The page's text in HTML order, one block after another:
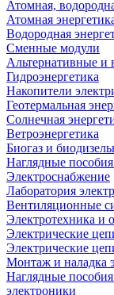
Атомная,
Атомная
Водородная
Сменные модули
Альтернативные и
Гидроэнергетика
Накопители
Геотермальная
Солнечная
Ветроэнергетика
Биогаз и
Наглядные
Электроснабжение
Лаборатория
Вентиляционные
Электротехника и
Электрические
Электрические
Монтаж и наладка
Наглядные
электроники